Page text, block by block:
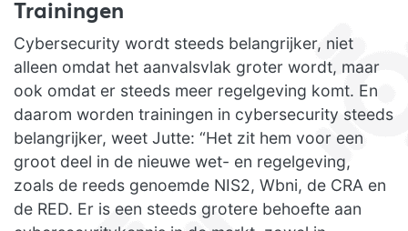
Trainingen
Cybersecurity wordt steeds belangrijker, niet
alleen omdat het aanvalsvlak groter wordt, maar
ook omdat er steeds meer regelgeving komt. En
daarom worden trainingen in cybersecurity steeds
belangrijker, weet Jutte: “Het zit hem voor een
groot deel in de nieuwe wet- en regelgeving,
zoals de reeds genoemde NIS2, Wbni, de CRA en
de RED. Er is een steeds grotere behoefte aan